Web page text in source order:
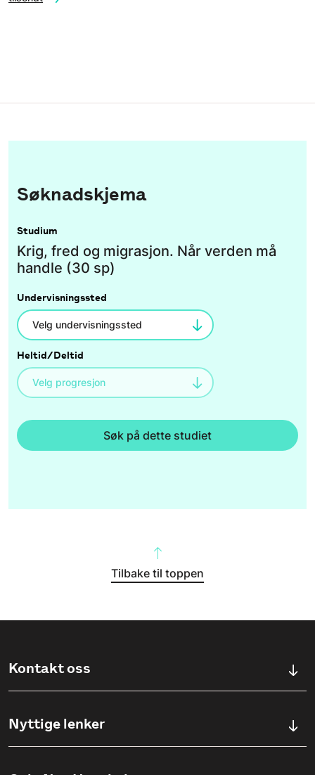
Søknadskjema
Studium
Krig, fred og migrasjon. Når verden må
handle (30 sp)
Undervisningssted
Heltid/Deltid
Søk på dette studiet
Tilbake til toppen
Kontakt oss
Ullevålsveien 76, 0454 OSLO
Nyttige lenker